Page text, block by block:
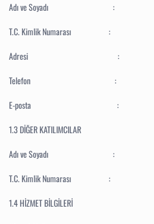
Adı ve Soyadı :
T.C. Kimlik Numarası :
Adresi :
Telefon :
E-posta :
1.3 DİĞER KATILIMCILAR
Adı ve Soyadı :
T.C. Kimlik Numarası :
1.4 HİZMET BİLGİLERİ